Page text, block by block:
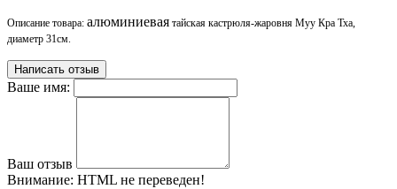
Описание товара: алюминиевая тайская кастрюля-жаровня Муу Кра Тха,
диаметр 31см.
Написать отзыв
Ваше имя:
Ваш отзыв
Внимание: HTML не переведен!